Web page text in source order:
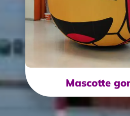
Mascotte